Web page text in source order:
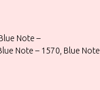
Note –
Note – 1570, Blue Note